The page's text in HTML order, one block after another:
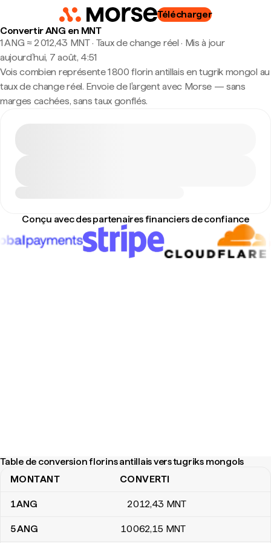
Télécharger
Convertir ANG en MNT
1 ANG ≈ 2 012,43 MNT · Taux de change réel · Mis à jour
aujourd’hui, 7 août, 4:51
Vois combien représente 1 800 florin antillais en tugrik mongol au
taux de change réel. Envoie de l'argent avec Morse — sans
marges cachées, sans taux gonflés.
Conçu avec des partenaires financiers de confiance
Table de conversion florins antillais vers tugriks mongols
Table de conversion florins antillais vers tugriks mongols
MONTANT CONVERTI
1ANG 2 012,43 MNT
5ANG 10 062,15 MNT